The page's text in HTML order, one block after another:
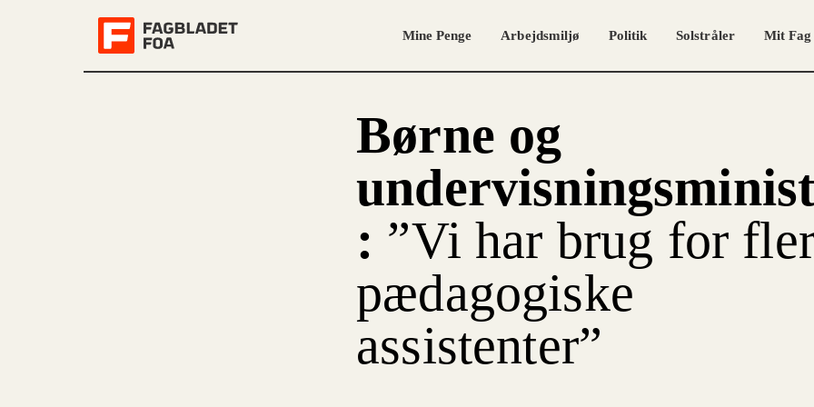
Mine Penge Arbejdsmiljø Politik Solstråler Mit Fag
Børne og
: ”Vi har brug for
pædagogiske
assistenter”